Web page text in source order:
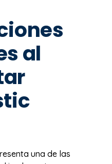
al
una de las